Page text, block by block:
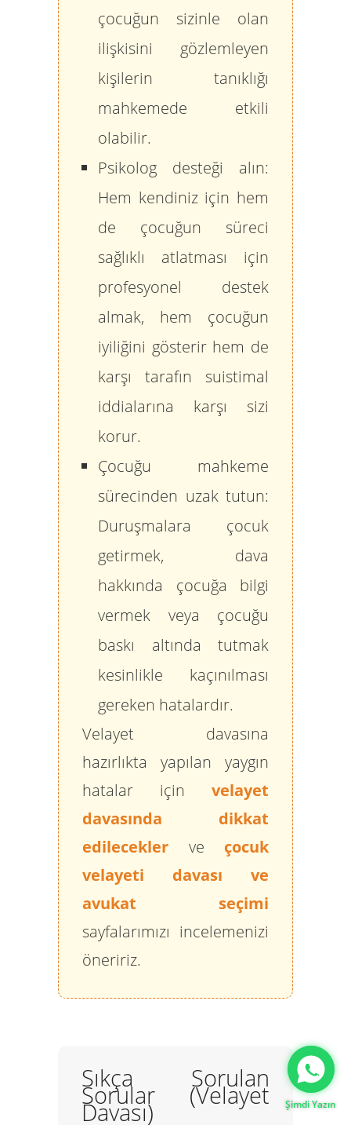
Şimdi Yazın
çocuğun sizinle olan
ilişkisini gözlemleyen
kişilerin tanıklığı
mahkemede etkili
olabilir.
Psikolog desteği alın:
Hem kendiniz için hem
de çocuğun süreci
sağlıklı atlatması için
profesyonel destek
almak, hem çocuğun
iyiliğini gösterir hem de
karşı tarafın suistimal
iddialarına karşı sizi
korur.
Çocuğu mahkeme
sürecinden uzak tutun:
Duruşmalara çocuk
getirmek, dava
hakkında çocuğa bilgi
vermek veya çocuğu
baskı altında tutmak
kesinlikle kaçınılması
gereken hatalardır.
Velayet davasına
hazırlıkta yapılan yaygın
hatalar için velayet
davasında dikkat
edilecekler ve çocuk
velayeti davası ve
avukat seçimi
sayfalarımızı incelemenizi
öneririz.
Sıkça Sorulan
Sorular (Velayet
Davası)